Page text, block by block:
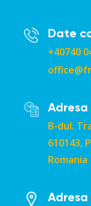
Date
+40740
Adresa
B-dul.
610143,
Romania